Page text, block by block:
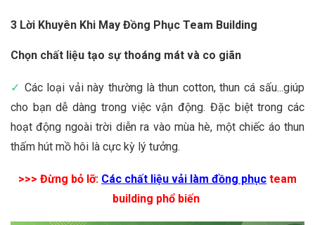
3 Lời Khuyên Khi May Đồng Phục Team Building
Chọn chất liệu tạo sự thoáng mát và co giãn
✓ Các loại vải này thường là thun cotton, thun cá sấu...giúp
cho bạn dễ dàng trong việc vận động. Đặc biệt trong các
hoạt động ngoài trời diễn ra vào mùa hè, một chiếc áo thun
thấm hút mồ hôi là cực kỳ lý tưởng.
>>> Đừng bỏ lỡ: Các chất liệu vải làm đồng phục team
building phổ biến